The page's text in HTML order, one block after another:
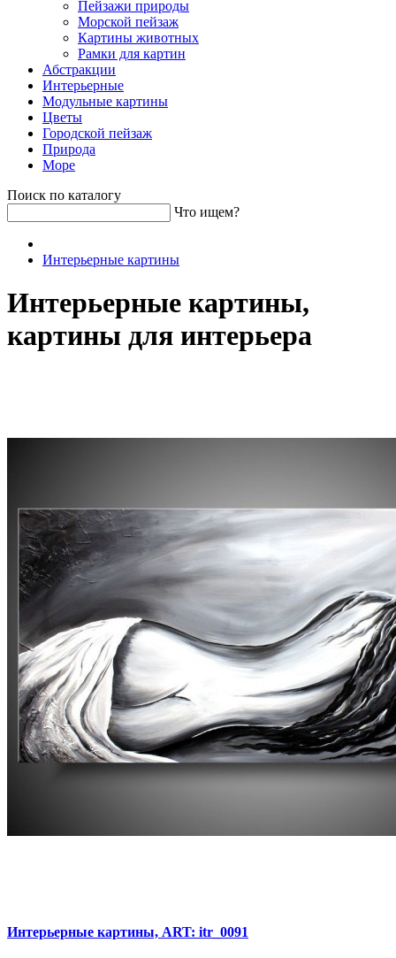
Пейзажи природы
Морской пейзаж
Картины животных
Рамки для картин
Абстракции
Интерьерные
Модульные картины
Цветы
Городской пейзаж
Природа
Море
Поиск по каталогу
Что ищем?
Интерьерные картины
Интерьерные картины,
картины для интерьера
Интерьерные картины, ART: itr_0091